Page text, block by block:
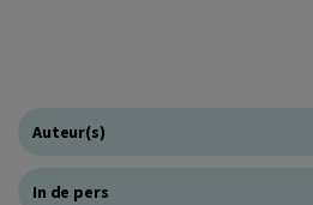
Auteur(s)
In de pers